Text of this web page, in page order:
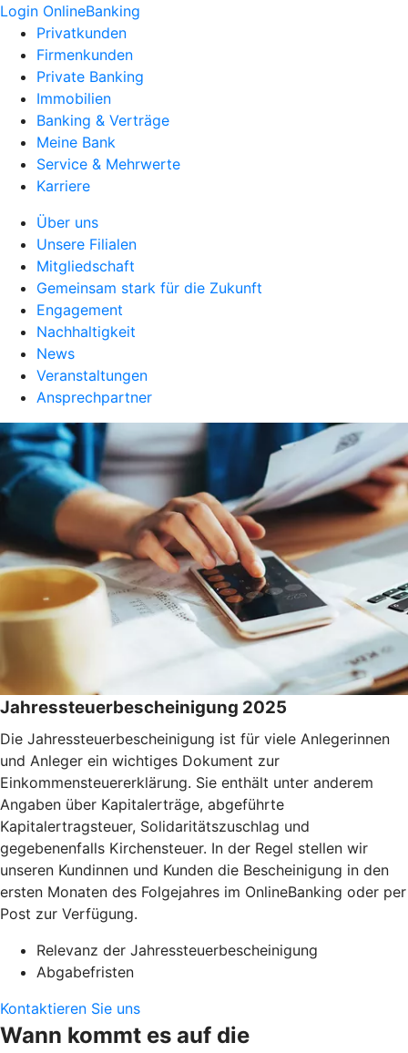
Login OnlineBanking
Privatkunden
Firmenkunden
Private Banking
Immobilien
Banking & Verträge
Meine Bank
Service & Mehrwerte
Karriere
Über uns
Unsere Filialen
Mitgliedschaft
Gemeinsam stark für die Zukunft
Engagement
Nachhaltigkeit
News
Veranstaltungen
Ansprechpartner
Jahressteuerbescheinigung 2025
Die Jahressteuerbescheinigung ist für viele Anlegerinnen
und Anleger ein wichtiges Dokument zur
Einkommensteuererklärung. Sie enthält unter anderem
Angaben über Kapitalerträge, abgeführte
Kapitalertragsteuer, Solidaritätszuschlag und
gegebenenfalls Kirchensteuer. In der Regel stellen wir
unseren Kundinnen und Kunden die Bescheinigung in den
ersten Monaten des Folgejahres im OnlineBanking oder per
Post zur Verfügung.
Relevanz der Jahressteuerbescheinigung
Abgabefristen
Kontaktieren Sie uns
Wann kommt es auf die